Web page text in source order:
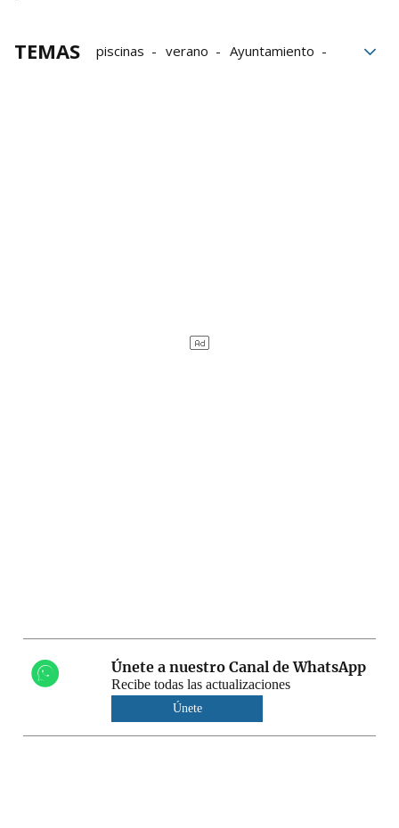
TEMAS piscinas verano
Ayuntamiento
Únete a nuestro Canal de WhatsApp
Recibe todas las actualizaciones
Únete